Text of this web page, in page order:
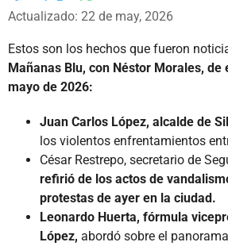
Facebook
X
Actualizado: 22 de may, 2026
Estos son los hechos que fueron
Mañanas Blu, con Néstor Morales, de
mayo de 2026:
Juan Carlos López, alcalde de
los violentos enfrentamientos
César Restrepo, secretario de
refirió de los actos de
protestas de ayer en la ciudad.
Leonardo Huerta, fórmula
López, abordó sobre el